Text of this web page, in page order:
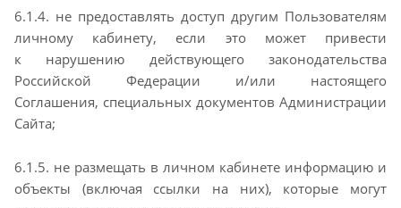
6.1.4. не предоставлять доступ другим Пользователям
личному кабинету, если это может привести
к нарушению действующего законодательства
Российской Федерации и/или настоящего
Соглашения, специальных документов Администрации
Сайта;
6.1.5. не размещать в личном кабинете информацию и
объекты (включая ссылки на них), которые могут